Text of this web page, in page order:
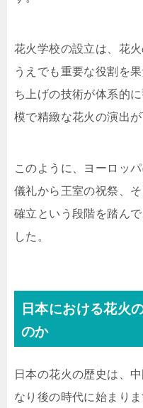
花火学校の設立は、花
うえでも重要な役割を
ち上げの技術が体系的
模で精緻な花火の演出
このように、ヨーロッ
儀礼から王室の祝祭、
確立という段階を踏ん
した。
日本における花火
のか
日本の花火の歴史は、
なり後の時代に始まり